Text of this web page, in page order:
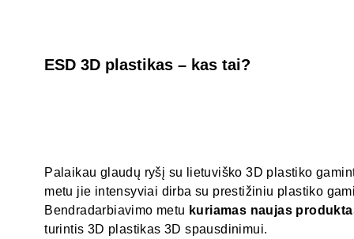
ESD 3D plastikas – kas tai?
Palaikau glaudų ryšį su lietuviško 3D plastiko
metu jie intensyviai dirba su prestižiniu plastiko
Bendradarbiavimo metu kuriamas naujas
turintis 3D plastikas 3D spausdinimui.